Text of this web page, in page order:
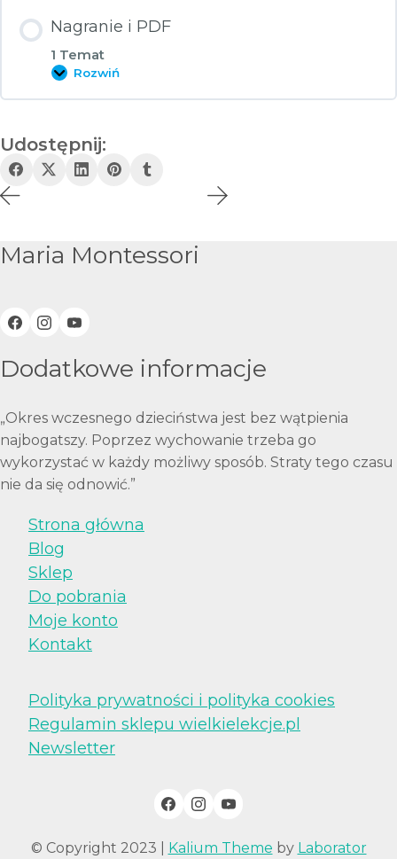
Nagranie i PDF
1 Temat
Rozwiń
Nagranie
Udostępnij:
Maria Montessori
Dodatkowe informacje
„Okres wczesnego dzieciństwa jest bez wątpienia
najbogatszy. Poprzez wychowanie trzeba go
wykorzystać w każdy możliwy sposób. Straty tego czasu
nie da się odnowić.”
Strona główna
Blog
Sklep
Do pobrania
Moje konto
Kontakt
Polityka prywatności i polityka cookies
Regulamin sklepu wielkielekcje.pl
Newsletter
© Copyright 2023 | Kalium Theme by Laborator